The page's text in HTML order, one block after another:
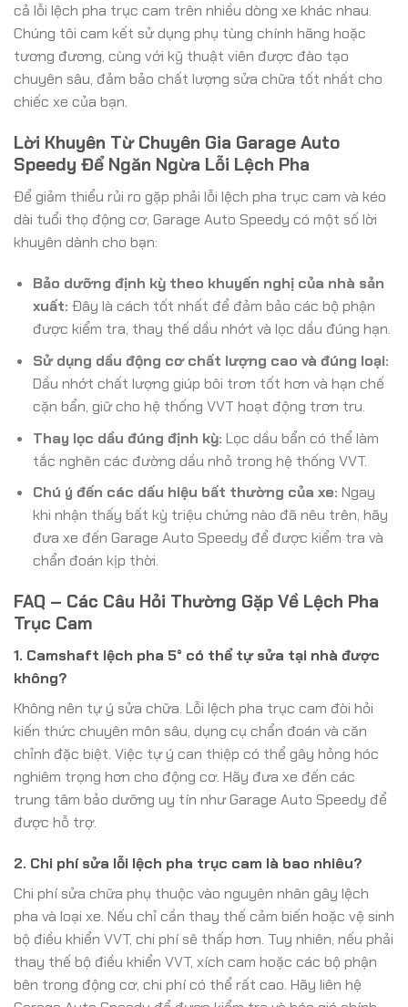
cả lỗi lệch pha trục cam trên nhiều dòng xe khác nhau.
Chúng tôi cam kết sử dụng phụ tùng chính hãng hoặc
tương đương, cùng với kỹ thuật viên được đào tạo
chuyên sâu, đảm bảo chất lượng sửa chữa tốt nhất cho
chiếc xe của bạn.
Lời Khuyên Từ Chuyên Gia Garage Auto
Speedy Để Ngăn Ngừa Lỗi Lệch Pha
Để giảm thiểu rủi ro gặp phải lỗi lệch pha trục cam và kéo
dài tuổi thọ động cơ, Garage Auto Speedy có một số lời
khuyên dành cho bạn:
Bảo dưỡng định kỳ theo khuyến nghị của nhà sản
xuất: Đây là cách tốt nhất để đảm bảo các bộ phận
được kiểm tra, thay thế dầu nhớt và lọc dầu đúng hạn.
Sử dụng dầu động cơ chất lượng cao và đúng loại:
Dầu nhớt chất lượng giúp bôi trơn tốt hơn và hạn chế
cặn bẩn, giữ cho hệ thống VVT hoạt động trơn tru.
Thay lọc dầu đúng định kỳ: Lọc dầu bẩn có thể làm
tắc nghẽn các đường dầu nhỏ trong hệ thống VVT.
Chú ý đến các dấu hiệu bất thường của xe: Ngay
khi nhận thấy bất kỳ triệu chứng nào đã nêu trên, hãy
đưa xe đến Garage Auto Speedy để được kiểm tra và
chẩn đoán kịp thời.
FAQ – Các Câu Hỏi Thường Gặp Về Lệch Pha
Trục Cam
1. Camshaft lệch pha 5° có thể tự sửa tại nhà được
không?
Không nên tự ý sửa chữa. Lỗi lệch pha trục cam đòi hỏi
kiến thức chuyên môn sâu, dụng cụ chẩn đoán và căn
chỉnh đặc biệt. Việc tự ý can thiệp có thể gây hỏng hóc
nghiêm trọng hơn cho động cơ. Hãy đưa xe đến các
trung tâm bảo dưỡng uy tín như Garage Auto Speedy để
được hỗ trợ.
2. Chi phí sửa lỗi lệch pha trục cam là bao nhiêu?
Chi phí sửa chữa phụ thuộc vào nguyên nhân gây lệch
pha và loại xe. Nếu chỉ cần thay thế cảm biến hoặc vệ sinh
bộ điều khiển VVT, chi phí sẽ thấp hơn. Tuy nhiên, nếu phải
thay thế bộ điều khiển VVT, xích cam hoặc các bộ phận
bên trong động cơ, chi phí có thể rất cao. Hãy liên hệ